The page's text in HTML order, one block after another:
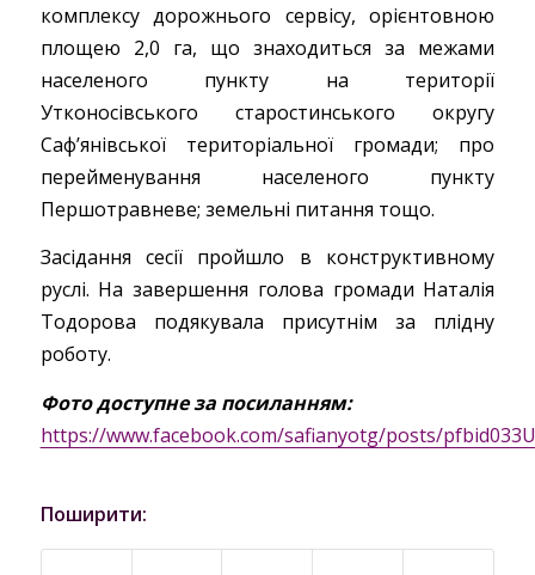
комплексу дорожнього сервісу, орієнтовною
площею 2,0 га, що знаходиться за межами
населеного пункту на території
Утконосівського старостинського округу
Саф’янівської територіальної громади; про
перейменування населеного пункту
Першотравневе; земельні питання тощо.
Засідання сесії пройшло в конструктивному
руслі. На завершення голова громади Наталія
Тодорова подякувала присутнім за плідну
роботу.
Фото доступне за посиланням:
https://www.facebook.com/safianyotg/posts/
Поширити: